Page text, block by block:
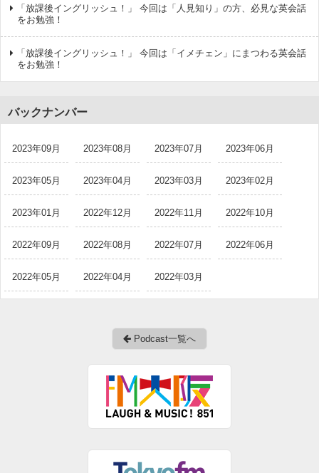
「放課後イングリッシュ！」 今回は「人見知り」の方、必見な英会話
をお勉強！
「放課後イングリッシュ！」 今回は「イメチェン」にまつわる英会話
をお勉強！
バックナンバー
2023年09月 2023年08月 2023年07月 2023年06月
2023年05月 2023年04月 2023年03月 2023年02月
2023年01月 2022年12月 2022年11月 2022年10月
2022年09月 2022年08月 2022年07月 2022年06月
2022年05月 2022年04月 2022年03月
Podcast一覧へ